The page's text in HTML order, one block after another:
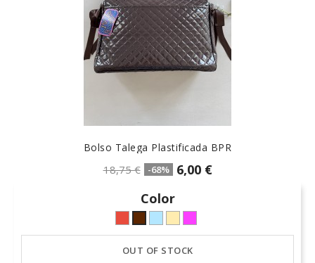
Bolso Talega Plastificada BPR
18,75 € -68%
6,00 €
Color
Rojo-
3
Marrón
celeste-
hielo
arena-
lino
-
fuxia-
bugambilia
OUT OF STOCK